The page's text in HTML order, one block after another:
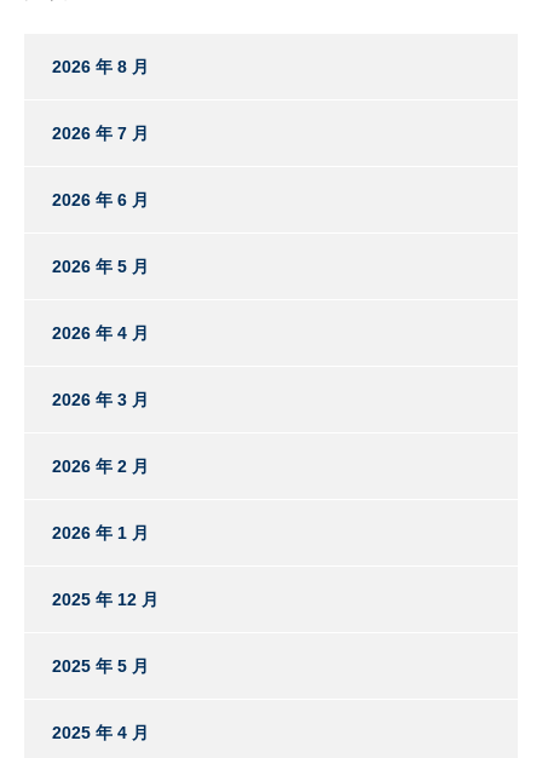
2026 年 8 月
2026 年 7 月
2026 年 6 月
2026 年 5 月
2026 年 4 月
2026 年 3 月
2026 年 2 月
2026 年 1 月
2025 年 12 月
2025 年 5 月
2025 年 4 月